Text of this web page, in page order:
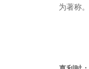
为著称。